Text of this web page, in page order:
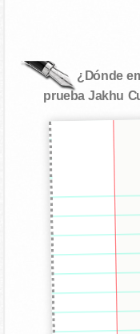
¿Dónde
prueba Jakhu